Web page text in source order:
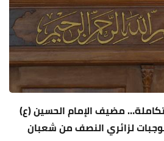
مضيف الإمام الحسين (ع)
لزائري النصف من شعبان